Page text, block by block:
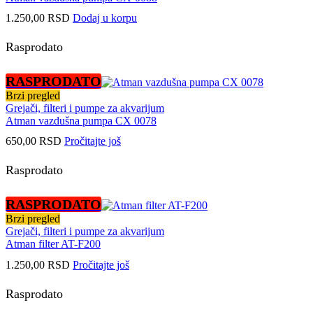
1.250,00 RSD Dodaj u korpu
Rasprodato
RASPRODATO
Brzi pregled
Grejači, filteri i pumpe za akvarijum
Atman vazdušna pumpa CX 0078
650,00 RSD Pročitajte još
Rasprodato
RASPRODATO
Brzi pregled
Grejači, filteri i pumpe za akvarijum
Atman filter AT-F200
1.250,00 RSD Pročitajte još
Rasprodato